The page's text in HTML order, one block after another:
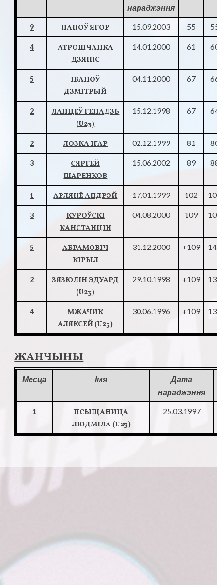
нараджэння
9 ПАПОЎ ЯГОР 15.09.2003 55
4
АТРОШЧАНКА
ДЗЯНІС
14.01.2000 61
5
ІВАНОЎ
ДЗМІТРЫЙ
04.11.2000 67
2
ЛАПЦЕЎ ГЕНАДЗЬ
(U23)
15.12.1998 67
2 ЛОЗКА ІГАР 02.12.1999 81
3
СЯРГЕЙ
ШАРЕНКОВ
15.06.2002 89
1 АРЛЯНЁ АНДРЭЙ 17.01.1999 102
3
КУРОЎСКІ
КАНСТАНЦІН
04.08.2000 109
5
АБРАМОВІЧ
КІРЫЛ
31.12.2000 +109
2
ЗЯЗЮЛІН ЭДУАРД
(U23)
29.10.1998 +109
4
МЖАЧИК
АЛЯКСЕЙ (U23)
30.06.1996 +109
ЖАНЧЫНЫ
Месца Імя
Дата
нараджэння
1
ПСЫЩАНИЦА
ЛЮДМІЛА (U23)
25.03.1997